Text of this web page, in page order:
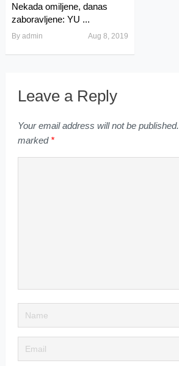
Nekada omiljene, danas
zaboravljene: YU ...
By admin Aug 8, 2019
Leave a Reply
Your email address will not be published.
marked *